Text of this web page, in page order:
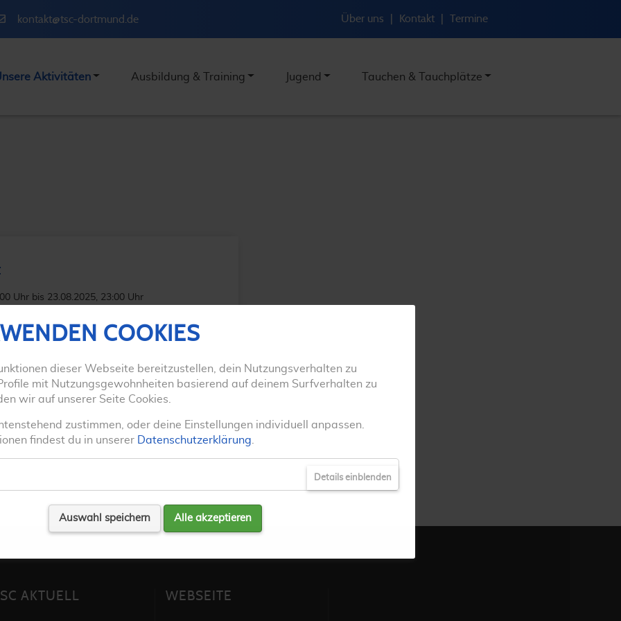
kontakt@tsc-dortmund.de Über uns Kontakt Termine
Aktivitäten Ausbildung & Training Jugend Tauchen & Tauchplätze
Uhr bis 23.08.2025, 23:00 Uhr
AKTUELL WEBSEITE
COOKIES
dieser Webseite bereitzustellen, dein Nutzungsverhalten zu
mit Nutzungsgewohnheiten basierend auf deinem Surfverhalten zu
wir auf unserer Seite Cookies.
zustimmen, oder deine Einstellungen individuell anpassen.
findest du in unserer
Datenschutzerklärung
Details einblenden
Auswahl speichern Alle akzeptieren